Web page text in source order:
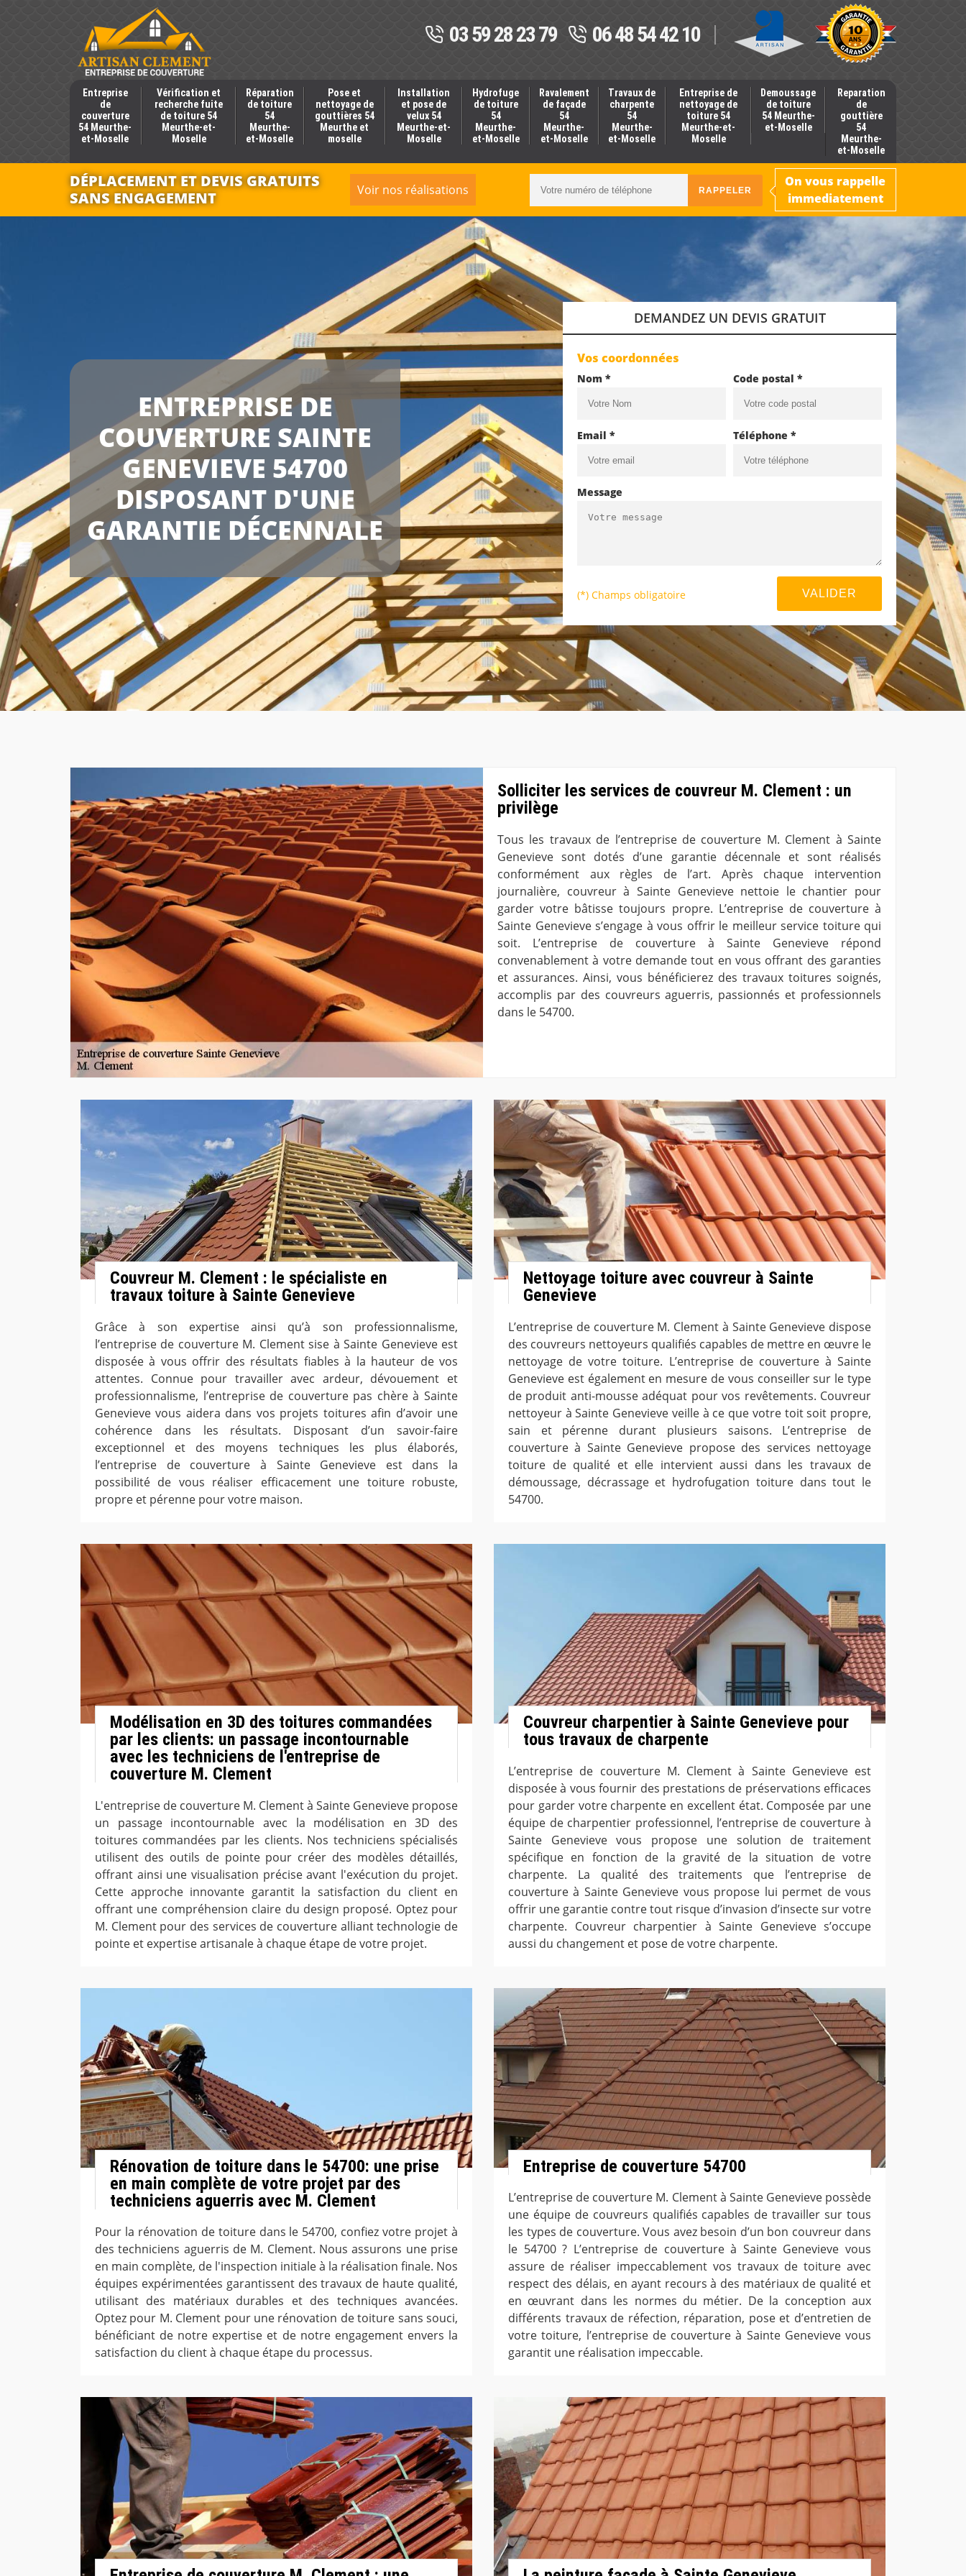
03 59 28 23 79 06 48 54 42 10
Entreprise
de
couverture
54 Meurthe-
et-Moselle
Vérification et
recherche fuite
de toiture 54
Meurthe-et-
Moselle
Réparation
de toiture
54
Meurthe-
et-Moselle
Pose et
nettoyage de
gouttières 54
Meurthe et
moselle
Installation
et pose de
velux 54
Meurthe-et-
Moselle
Hydrofuge
de toiture
54
Meurthe-
et-Moselle
Ravalement
de façade
54
Meurthe-
et-Moselle
Travaux de
charpente
54
Meurthe-
et-Moselle
Entreprise de
nettoyage de
toiture 54
Meurthe-et-
Moselle
Demoussage
de toiture
54 Meurthe-
et-Moselle
Reparation
de
gouttière
54
Meurthe-
et-Moselle
DÉPLACEMENT ET DEVIS GRATUITS
SANS ENGAGEMENT
Voir nos réalisations
On vous rappelle
immediatement
ENTREPRISE DE
COUVERTURE SAINTE
GENEVIEVE 54700
DISPOSANT D'UNE
GARANTIE DÉCENNALE
DEMANDEZ UN DEVIS GRATUIT
Vos coordonnées
Nom * Code postal *
Email * Téléphone *
Message
(*) Champs obligatoire
Solliciter les services de couvreur M. Clement : un
privilège
Tous les travaux de l’entreprise de couverture M. Clement à Sainte
Genevieve sont dotés d’une garantie décennale et sont réalisés
conformément aux règles de l’art. Après chaque intervention
journalière, couvreur à Sainte Genevieve nettoie le chantier pour
garder votre bâtisse toujours propre. L’entreprise de couverture à
Sainte Genevieve s’engage à vous offrir le meilleur service toiture qui
soit. L’entreprise de couverture à Sainte Genevieve répond
convenablement à votre demande tout en vous offrant des garanties
et assurances. Ainsi, vous bénéficierez des travaux toitures soignés,
accomplis par des couvreurs aguerris, passionnés et professionnels
dans le 54700.
Couvreur M. Clement : le spécialiste en
travaux toiture à Sainte Genevieve
Grâce à son expertise ainsi qu’à son professionnalisme,
l’entreprise de couverture M. Clement sise à Sainte Genevieve est
disposée à vous offrir des résultats fiables à la hauteur de vos
attentes. Connue pour travailler avec ardeur, dévouement et
professionnalisme, l’entreprise de couverture pas chère à Sainte
Genevieve vous aidera dans vos projets toitures afin d’avoir une
cohérence dans les résultats. Disposant d’un savoir-faire
exceptionnel et des moyens techniques les plus élaborés,
l’entreprise de couverture à Sainte Genevieve est dans la
possibilité de vous réaliser efficacement une toiture robuste,
propre et pérenne pour votre maison.
Nettoyage toiture avec couvreur à Sainte
Genevieve
L’entreprise de couverture M. Clement à Sainte Genevieve dispose
des couvreurs nettoyeurs qualifiés capables de mettre en œuvre le
nettoyage de votre toiture. L’entreprise de couverture à Sainte
Genevieve est également en mesure de vous conseiller sur le type
de produit anti-mousse adéquat pour vos revêtements. Couvreur
nettoyeur à Sainte Genevieve veille à ce que votre toit soit propre,
sain et pérenne durant plusieurs saisons. L’entreprise de
couverture à Sainte Genevieve propose des services nettoyage
toiture de qualité et elle intervient aussi dans les travaux de
démoussage, décrassage et hydrofugation toiture dans tout le
54700.
Modélisation en 3D des toitures commandées
par les clients: un passage incontournable
avec les techniciens de l'entreprise de
couverture M. Clement
L'entreprise de couverture M. Clement à Sainte Genevieve propose
un passage incontournable avec la modélisation en 3D des
toitures commandées par les clients. Nos techniciens spécialisés
utilisent des outils de pointe pour créer des modèles détaillés,
offrant ainsi une visualisation précise avant l'exécution du projet.
Cette approche innovante garantit la satisfaction du client en
offrant une compréhension claire du design proposé. Optez pour
M. Clement pour des services de couverture alliant technologie de
pointe et expertise artisanale à chaque étape de votre projet.
Couvreur charpentier à Sainte Genevieve pour
tous travaux de charpente
L’entreprise de couverture M. Clement à Sainte Genevieve est
disposée à vous fournir des prestations de préservations efficaces
pour garder votre charpente en excellent état. Composée par une
équipe de charpentier professionnel, l’entreprise de couverture à
Sainte Genevieve vous propose une solution de traitement
spécifique en fonction de la gravité de la situation de votre
charpente. La qualité des traitements que l’entreprise de
couverture à Sainte Genevieve vous propose lui permet de vous
offrir une garantie contre tout risque d’invasion d’insecte sur votre
charpente. Couvreur charpentier à Sainte Genevieve s’occupe
aussi du changement et pose de votre charpente.
Rénovation de toiture dans le 54700: une prise
en main complète de votre projet par des
techniciens aguerris avec M. Clement
Pour la rénovation de toiture dans le 54700, confiez votre projet à
des techniciens aguerris de M. Clement. Nous assurons une prise
en main complète, de l'inspection initiale à la réalisation finale. Nos
équipes expérimentées garantissent des travaux de haute qualité,
utilisant des matériaux durables et des techniques avancées.
Optez pour M. Clement pour une rénovation de toiture sans souci,
bénéficiant de notre expertise et de notre engagement envers la
satisfaction du client à chaque étape du processus.
Entreprise de couverture 54700
L’entreprise de couverture M. Clement à Sainte Genevieve possède
une équipe de couvreurs qualifiés capables de travailler sur tous
les types de couverture. Vous avez besoin d’un bon couvreur dans
le 54700 ? L’entreprise de couverture à Sainte Genevieve vous
assure de réaliser impeccablement vos travaux de toiture avec
respect des délais, en ayant recours à des matériaux de qualité et
en œuvrant dans les normes du métier. De la conception aux
différents travaux de réfection, réparation, pose et d’entretien de
votre toiture, l’entreprise de couverture à Sainte Genevieve vous
garantit une réalisation impeccable.